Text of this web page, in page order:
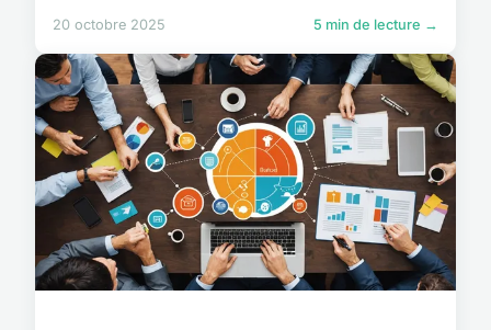
20 octobre 2025 5 min de lecture →